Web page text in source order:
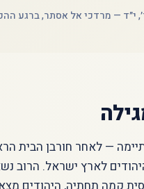
י״ד — מרדכי אל אסתר, ברגע
— לאחר חורבן הבית
לארץ ישראל. הרוב